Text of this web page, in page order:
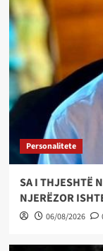
Personalitete
SA I THJESHTË
NJERËZOR
06/08/2026